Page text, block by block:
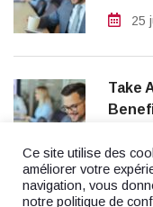
25
Take
Ce site utilise des
améliorer votre
navigation, vous
notre politique de